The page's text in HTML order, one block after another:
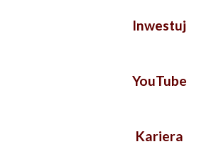
Inwestuj
YouTube
Kariera